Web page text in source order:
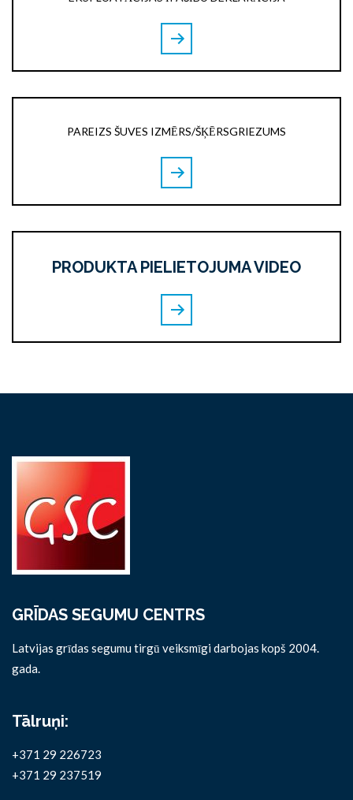
PAREIZS ŠUVES IZMĒRS/ŠĶĒRSGRIEZUMS
PRODUKTA PIELIETOJUMA VIDEO
GRĪDAS SEGUMU CENTRS
Latvijas grīdas segumu tirgū veiksmīgi darbojas kopš 2004.
gada.
Tālruņi:
+371 29 226723
+371 29 237519